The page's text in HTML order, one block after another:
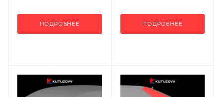
ПОДРОБНЕЕ ПОДРОБНЕЕ